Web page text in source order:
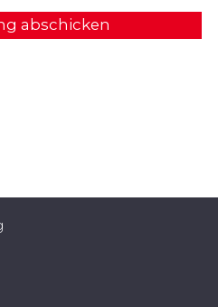
abschicken